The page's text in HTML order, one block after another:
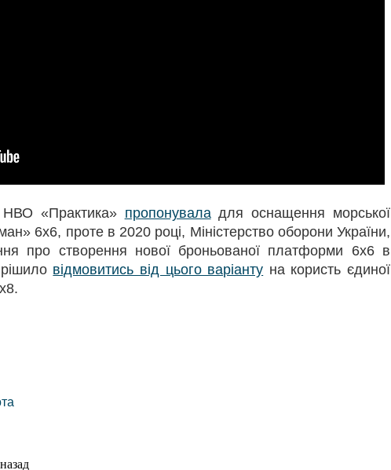
«Практика» пропонуваладля оснащення морської
6х6, проте в 2020 році, Міністерство оборони України,
про створення нової броньованої платформи 6х6 в
відмовитись від цього варіанту на користь єдиної